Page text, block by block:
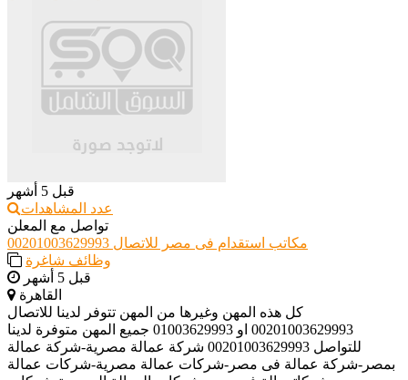
قبل 5 أشهر
عدد المشاهدات
تواصل مع المعلن
مكاتب استقدام فى مصر للاتصال 00201003629993
وظائف شاغرة
قبل 5 أشهر
القاهرة
كل هذه المهن وغيرها من المهن تتوفر لدينا للاتصال
00201003629993 او 01003629993 جميع المهن متوفرة لدينا
للتواصل 00201003629993 شركة عمالة مصرية-شركة عمالة
بمصر-شركة عمالة فى مصر-شركات عمالة مصرية-شركات عمالة